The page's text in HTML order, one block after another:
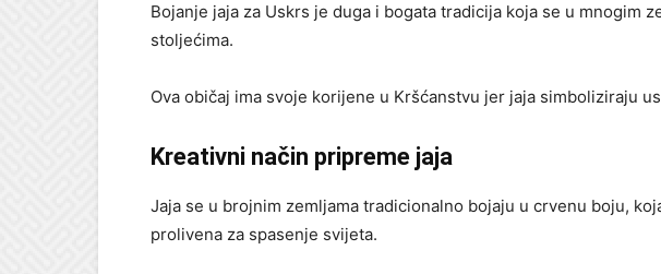
Bojanje jaja za Uskrs je duga i bogata tradicija koja se u mnogim
stoljećima.
Ova običaj ima svoje korijene u Kršćanstvu jer jaja simboliziraju
Kreativni način pripreme jaja
Jaja se u brojnim zemljama tradicionalno bojaju u crvenu boju,
prolivena za spasenje svijeta.